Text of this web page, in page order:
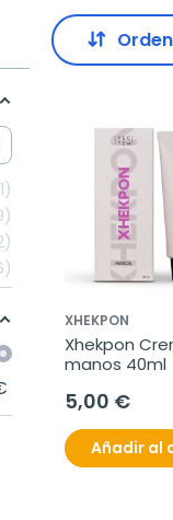
1
XHEKPON
Xhekpon
manos 40ml
5,00 €
Añadir al